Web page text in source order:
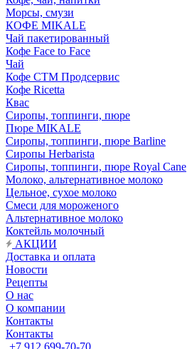
Морсы, смузи
КОФЕ MIKALE
Чай пакетированный
Кофе Face to Face
Чай
Кофе СТМ Продсервис
Кофе Ricetta
Квас
Сиропы, топпинги, пюре
Пюре MIKALE
Сиропы, топпинги, пюре Barline
Сиропы Herbarista
Сиропы, топпинги, пюре Royal Cane
Молоко, альтернативное молоко
Цельное, сухое молоко
Смеси для мороженого
Альтернативное молоко
Коктейль молочный
АКЦИИ
Доставка и оплата
Новости
Рецепты
О нас
О компании
Контакты
Контакты
+7 912 699-70-70